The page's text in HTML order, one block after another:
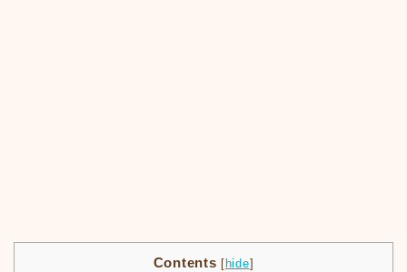
Contents [ hide]